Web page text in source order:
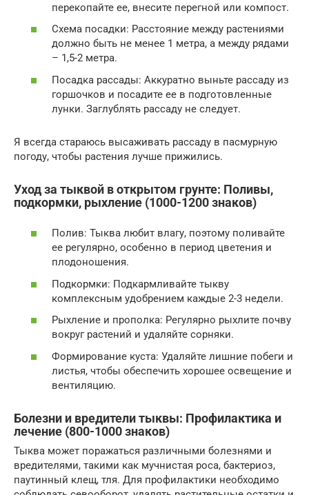
перекопайте ее, внесите перегной или компост.
Схема посадки: Расстояние между растениями
должно быть не менее 1 метра, а между рядами
– 1,5-2 метра.
Посадка рассады: Аккуратно выньте рассаду из
горшочков и посадите ее в подготовленные
лунки. Заглублять рассаду не следует.
Я всегда стараюсь высаживать рассаду в пасмурную
погоду, чтобы растения лучше прижились.
Уход за тыквой в открытом грунте: Поливы,
подкормки, рыхление (1000-1200 знаков)
Полив: Тыква любит влагу, поэтому поливайте
ее регулярно, особенно в период цветения и
плодоношения.
Подкормки: Подкармливайте тыкву
комплексным удобрением каждые 2-3 недели.
Рыхление и прополка: Регулярно рыхлите почву
вокруг растений и удаляйте сорняки.
Формирование куста: Удаляйте лишние побеги и
листья, чтобы обеспечить хорошее освещение и
вентиляцию.
Болезни и вредители тыквы: Профилактика и
лечение (800-1000 знаков)
Тыква может поражаться различными болезнями и
вредителями, такими как мучнистая роса, бактериоз,
паутинный клещ, тля. Для профилактики необходимо